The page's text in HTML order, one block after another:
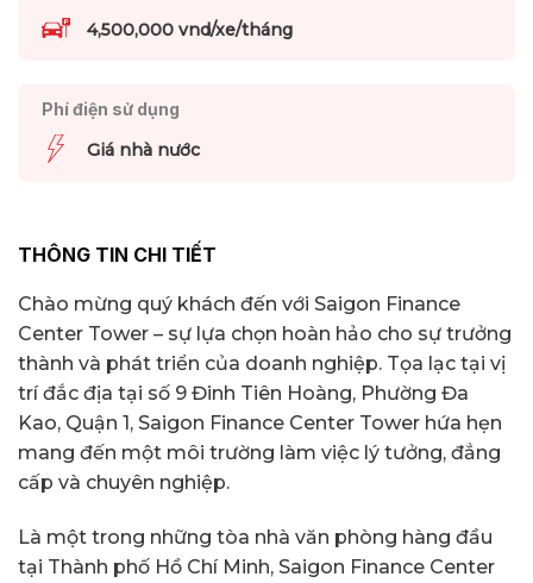
4,500,000 vnd/xe/tháng
Phí điện sử dụng
Giá nhà nước
THÔNG TIN CHI TIẾT
Chào mừng quý khách đến với Saigon Finance
Center Tower – sự lựa chọn hoàn hảo cho sự trưởng
thành và phát triển của doanh nghiệp. Tọa lạc tại vị
trí đắc địa tại số 9 Đinh Tiên Hoàng, Phường Đa
Kao, Quận 1, Saigon Finance Center Tower hứa hẹn
mang đến một môi trường làm việc lý tưởng, đẳng
cấp và chuyên nghiệp.
Là một trong những tòa nhà văn phòng hàng đầu
tại Thành phố Hồ Chí Minh, Saigon Finance Center